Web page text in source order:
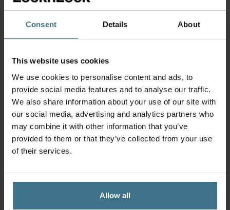
Consent Details About
This website uses cookies
We use cookies to personalise content and ads, to
provide social media features and to analyse our traffic.
We also share information about your use of our site with
our social media, advertising and analytics partners who
may combine it with other information that you’ve
provided to them or that they’ve collected from your use
of their services.
Allow all
Geschikt voor
Stickervel